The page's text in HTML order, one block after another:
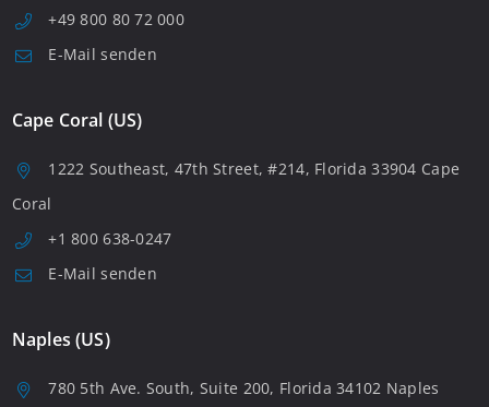
+49 800 80 72 000
E-Mail senden
Cape Coral (US)
1222 Southeast, 47th Street, #214, Florida 33904 Cape
Coral
+1 800 638-0247
E-Mail senden
Naples (US)
780 5th Ave. South, Suite 200, Florida 34102 Naples